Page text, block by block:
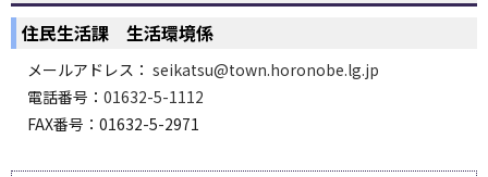
の
ト住民生活課 生活環境係
メールアドレス： seikatsu@town.horonobe.lg.jp
電話番号： 01632-5-1112
FAX番号：01632-5-2971